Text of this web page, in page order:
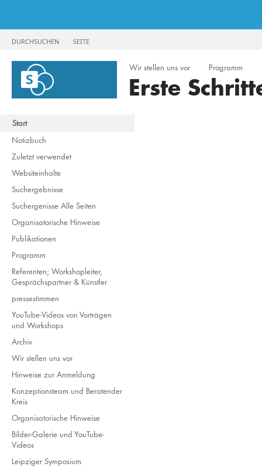
DURCHSUCHEN SEITE
Wir stellen uns vor Programm
Erste
Start
Notizbuch
Zuletzt verwendet
Websiteinhalte
Suchergebnisse
Suchergenisse Alle Seiten
Organisatorische Hinweise
Publikationen
Programm
Referenten; Workshopleiter,
Gesprächspartner & Künstler
pressestimmen
YouTube-Videos von Vorträgen
und Workshops
Archiv
Wir stellen uns vor
Hinweise zur Anmeldung
Konzeptionsteam und Beratender
Kreis
Organisatorische Hinweise
Bilder-Galerie und YouTube-
Videos
Leipziger Symposium